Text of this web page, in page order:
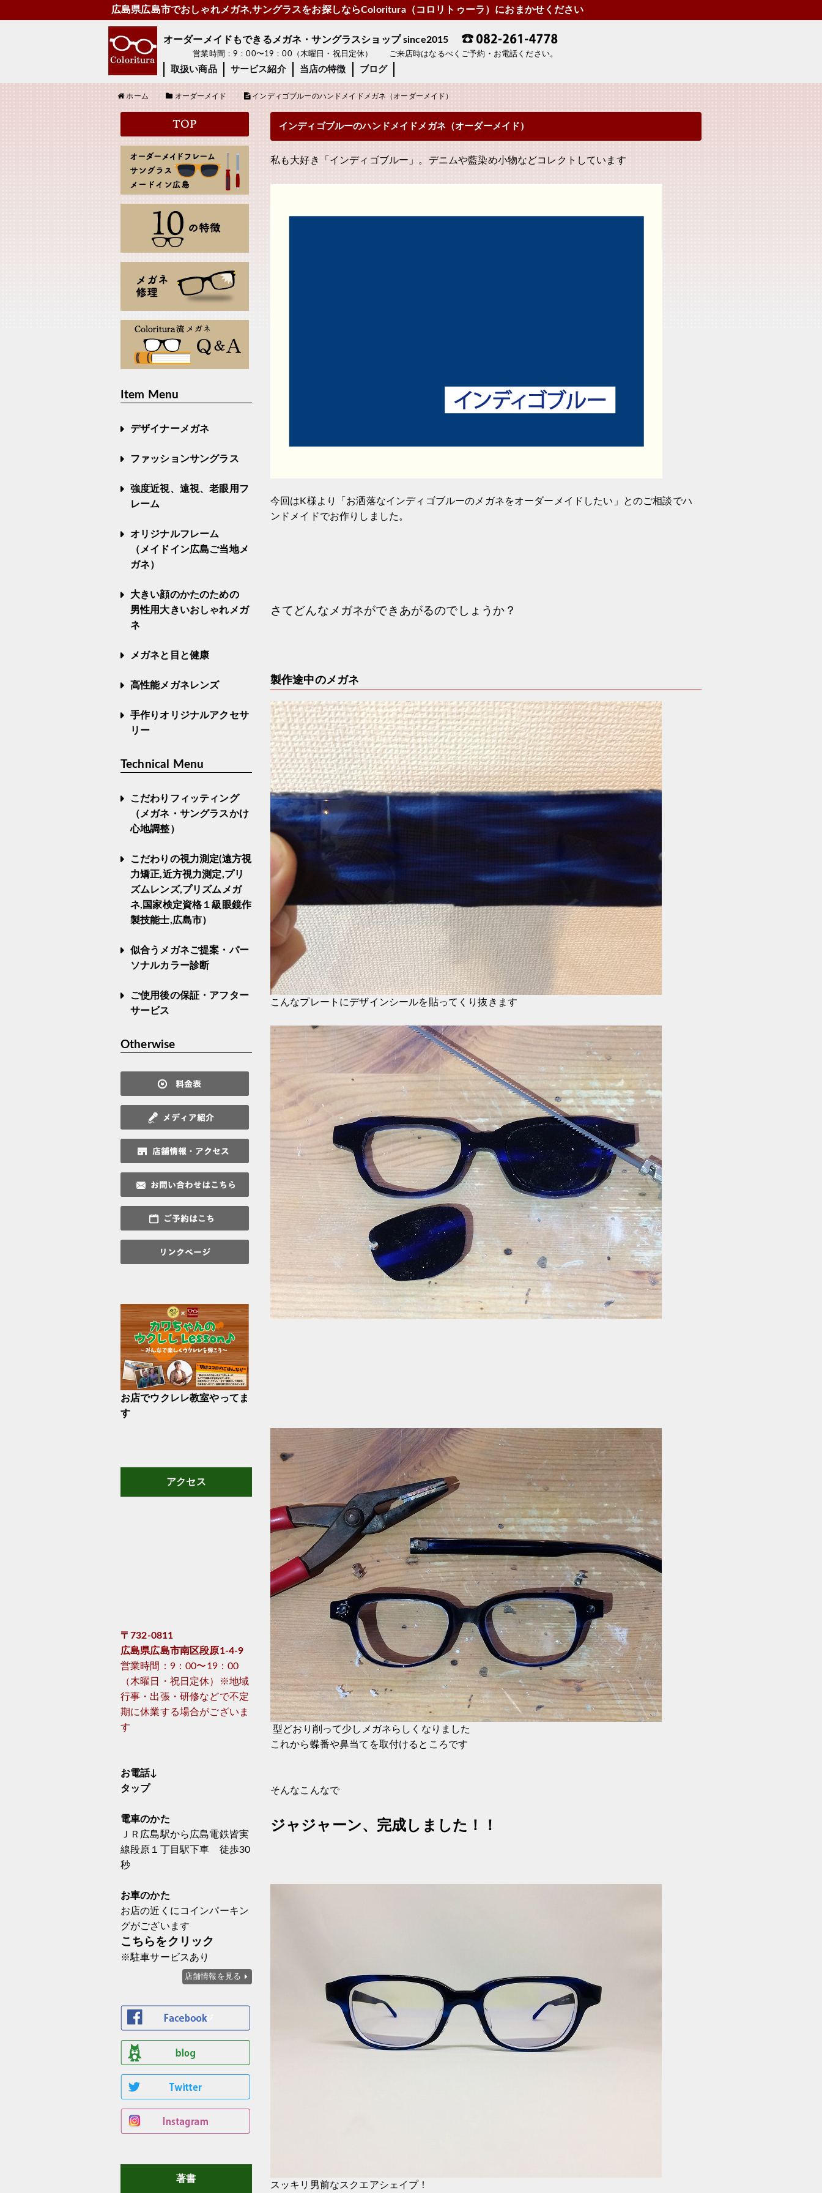
広島県広島市でおしゃれメガネ,サングラスをお探しならColoritura（コロリトゥーラ）におまかせください
オーダーメイドもできるメガネ・サングラスショップ since2015
営業時間：9：00〜19：00（木曜日・祝日定休） ご来店時はなるべくご予約・お電話ください。
取扱い商品 サービス紹介 当店の特徴 ブログ
ホーム オーダーメイド インディゴブルーのハンドメイドメガネ（オーダーメイド）
インディゴブルーのハンドメイドメガネ（オーダーメイド）
私も大好き「インディゴブルー」。デニムや藍染め小物などコレクトしています
今回はK様より「お洒落なインディゴブルーのメガネをオーダーメイドしたい」とのご相談でハ
ンドメイドでお作りしました。
さてどんなメガネができあがるのでしょうか？
製作途中のメガネ
こんなプレートにデザインシールを貼ってくり抜きます
型どおり削って少しメガネらしくなりました
これから蝶番や鼻当てを取付けるところです
そんなこんなで
ジャジャーン、完成しました！！
スッキリ男前なスクエアシェイプ！
Item Menu
デザイナーメガネ
ファッションサングラス
強度近視、遠視、老眼用フ
レーム
オリジナルフレーム
（メイドイン広島ご当地メ
ガネ）
大きい顔のかたのための
男性用大きいおしゃれメガ
ネ
メガネと目と健康
高性能メガネレンズ
手作りオリジナルアクセサ
リー
Technical Menu
こだわりフィッティング
（メガネ・サングラスかけ
心地調整）
こだわりの視力測定(遠方視
力矯正,近方視力測定,プリ
ズムレンズ,プリズムメガ
ネ,国家検定資格１級眼鏡作
製技能士,広島市）
似合うメガネご提案・パー
ソナルカラー診断
ご使用後の保証・アフター
サービス
Otherwise
お店でウクレレ教室やってま
す
アクセス
〒732-0811
広島県広島市南区段原1-4-9
営業時間：9：00〜19：00
（木曜日・祝日定休）※地域
行事・出張・研修などで不定
期に休業する場合がございま
す
お電話↓
タップ
電車のかた
ＪＲ広島駅から広島電鉄皆実
線段原１丁目駅下車 徒歩30
秒
お車のかた
お店の近くにコインパーキン
グがございます
こちらをクリック
※駐車サービスあり
店舗情報を見る
著書